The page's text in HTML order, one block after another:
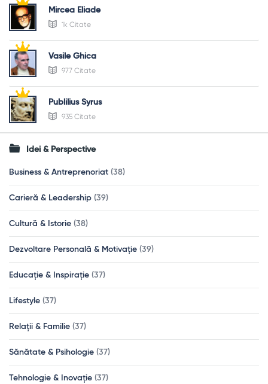
Mircea Eliade
1k Citate
Vasile Ghica
977 Citate
Publilius Syrus
935 Citate
Idei & Perspective
Business & Antreprenoriat (38)
Carieră & Leadership (39)
Cultură & Istorie (38)
Dezvoltare Personală & Motivație (39)
Educație & Inspirație (37)
Lifestyle (37)
Relații & Familie (37)
Sănătate & Psihologie (37)
Tehnologie & Inovație (37)